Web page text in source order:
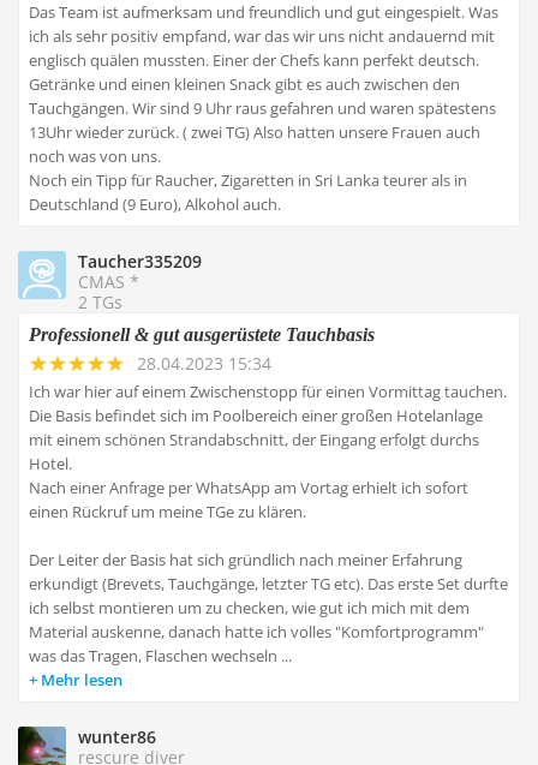
Das Team ist aufmerksam und freundlich und gut eingespielt. Was
ich als sehr positiv empfand, war das wir uns nicht andauernd mit
englisch quälen mussten. Einer der Chefs kann perfekt deutsch.
Getränke und einen kleinen Snack gibt es auch zwischen den
Tauchgängen. Wir sind 9 Uhr raus gefahren und waren spätestens
13Uhr wieder zurück. ( zwei TG) Also hatten unsere Frauen auch
noch was von uns.
Noch ein Tipp für Raucher, Zigaretten in Sri Lanka teurer als in
Deutschland (9 Euro), Alkohol auch.
Taucher335209
CMAS *
2 TGs
Professionell & gut ausgerüstete Tauchbasis
28.04.2023 15:34
Ich war hier auf einem Zwischenstopp für einen Vormittag tauchen.
Die Basis befindet sich im Poolbereich einer großen Hotelanlage
mit einem schönen Strandabschnitt, der Eingang erfolgt durchs
Hotel.
Nach einer Anfrage per WhatsApp am Vortag erhielt ich sofort
einen Rückruf um meine TGe zu klären.
Der Leiter der Basis hat sich gründlich nach meiner Erfahrung
erkundigt (Brevets, Tauchgänge, letzter TG etc). Das erste Set durfte
ich selbst montieren um zu checken, wie gut ich mich mit dem
Material auskenne, danach hatte ich volles "Komfortprogramm"
was das Tragen, Flaschen wechseln ...
Mehr lesen
wunter86
rescure diver